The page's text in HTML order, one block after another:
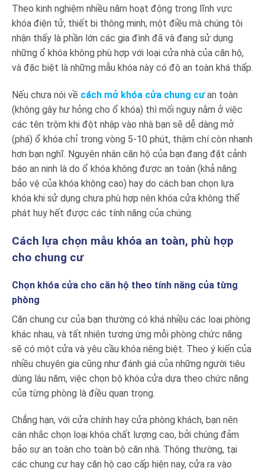
Theo kinh nghiệm nhiều năm hoạt động trong lĩnh vực
khóa điện tử, thiết bị thông minh, một điều mà chúng tôi
nhận thấy là phần lớn các gia đình đã và đang sử dụng
những ổ khóa không phù hợp với loại cửa nhà của căn hộ,
và đặc biệt là những mẫu khóa này có độ an toàn khá thấp.
Nếu chưa nói về cách mở khóa cửa chung cưan toàn
(không gây hư hỏng cho ổ khóa) thì mối nguy nằm ở việc
các tên trộm khi đột nhập vào nhà bạn sẽ dễ dàng mở
(phá) ổ khóa chỉ trong vòng 5-10 phút, thậm chí còn nhanh
hơn bạn nghĩ. Nguyên nhân căn hộ của bạn đang đặt cảnh
báo an ninh là do ổ khóa không được an toàn (khả năng
bảo vệ của khóa không cao) hay do cách ban chọn lựa
khóa khi sử dụng chưa phù hợp nên khóa cửa không thể
phát huy hết được các tính năng của chúng.
Cách lựa chọn mẫu khóa an toàn, phù hợp
cho chung cư
Chọn khóa cửa cho căn hộ theo tính năng của từng
phòng
Căn chung cư của bạn thường có khá nhiều các loại phòng
khác nhau, và tất nhiên tương ứng mỗi phòng chức năng
sẽ có một cửa và yêu cầu khóa riêng biệt. Theo ý kiến của
nhiều chuyên gia cũng như đánh giá của những người tiêu
dùng lâu năm, việc chọn bộ khóa cửa dựa theo chức năng
của từng phòng là điều quan trọng.
Chẳng hạn, với cửa chính hay cửa phòng khách, bạn nên
cân nhắc chọn loại khóa chất lượng cao, bởi chúng đảm
bảo sự an toàn cho toàn bộ căn nhà. Thông thường, tại
các chung cư hay căn hộ cao cấp hiện nay, cửa ra vào